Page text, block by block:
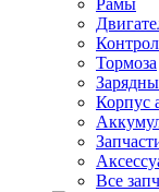
Рамы
Тормоза
Корпус
Все